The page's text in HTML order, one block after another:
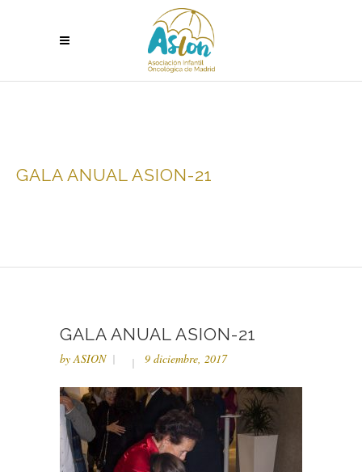
GALA ANUAL ASION-21
GALA ANUAL ASION-21
byASION 9 diciembre, 2017